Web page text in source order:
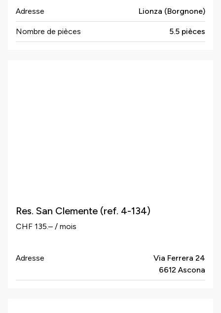
Adresse Lionza (Borgnone)
Nombre de pièces 5.5 pièces
Res. San Clemente (ref. 4-134)
CHF 135.– / mois
Adresse
Via Ferrera 24
6612 Ascona